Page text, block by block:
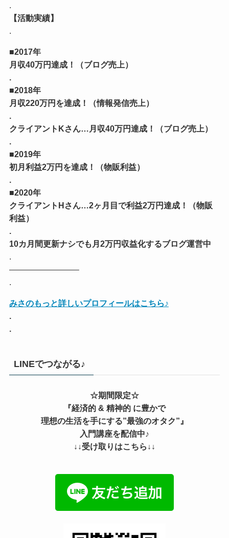
.
【活動実績】
.
■2017年
月収40万円達成！（ブログ売上）
.
■2018年
月収220万円を達成！（情報発信売上）
.
クライアントKさん…月収40万円達成！（ブログ売上）
.
■2019年
初月利益2万円を達成！（物販利益）
.
■2020年
クライアントHさん…2ヶ月目で利益2万円達成！（物販
利益）
.
10カ月間更新ナシでも月2万円収益化するブログ運営中
.
————————–
.
みさのもっと詳しいプロフィールはこちら♪
.
.
LINEでつながる♪
☆期間限定☆
『経済的 & 精神的 に豊かで
理想の生活を手にする”最強のオタク”』
入門講座を配信中♪
↓↓受け取りはこちら↓↓